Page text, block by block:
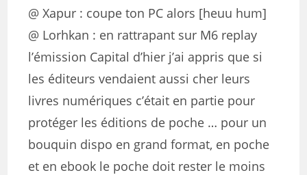
@ Xapur : coupe ton PC alors [heuu hum]
@ Lorhkan : en rattrapant sur M6 replay
l’émission Capital d’hier j’ai appris que si
les éditeurs vendaient aussi cher leurs
livres numériques c’était en partie pour
protéger les éditions de poche … pour un
bouquin dispo en grand format, en poche
et en ebook le poche doit rester le moins